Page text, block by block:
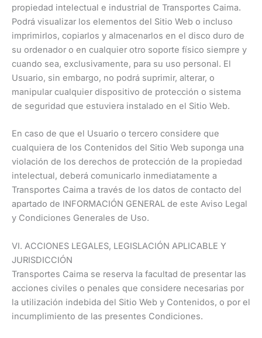
propiedad intelectual e industrial de Transportes Caima.
Podrá visualizar los elementos del Sitio Web o incluso
imprimirlos, copiarlos y almacenarlos en el disco duro de
su ordenador o en cualquier otro soporte físico siempre y
cuando sea, exclusivamente, para su uso personal. El
Usuario, sin embargo, no podrá suprimir, alterar, o
manipular cualquier dispositivo de protección o sistema
de seguridad que estuviera instalado en el Sitio Web.
En caso de que el Usuario o tercero considere que
cualquiera de los Contenidos del Sitio Web suponga una
violación de los derechos de protección de la propiedad
intelectual, deberá comunicarlo inmediatamente a
Transportes Caima a través de los datos de contacto del
apartado de INFORMACIÓN GENERAL de este Aviso Legal
y Condiciones Generales de Uso.
VI. ACCIONES LEGALES, LEGISLACIÓN APLICABLE Y
JURISDICCIÓN
Transportes Caima se reserva la facultad de presentar las
acciones civiles o penales que considere necesarias por
la utilización indebida del Sitio Web y Contenidos, o por el
incumplimiento de las presentes Condiciones.